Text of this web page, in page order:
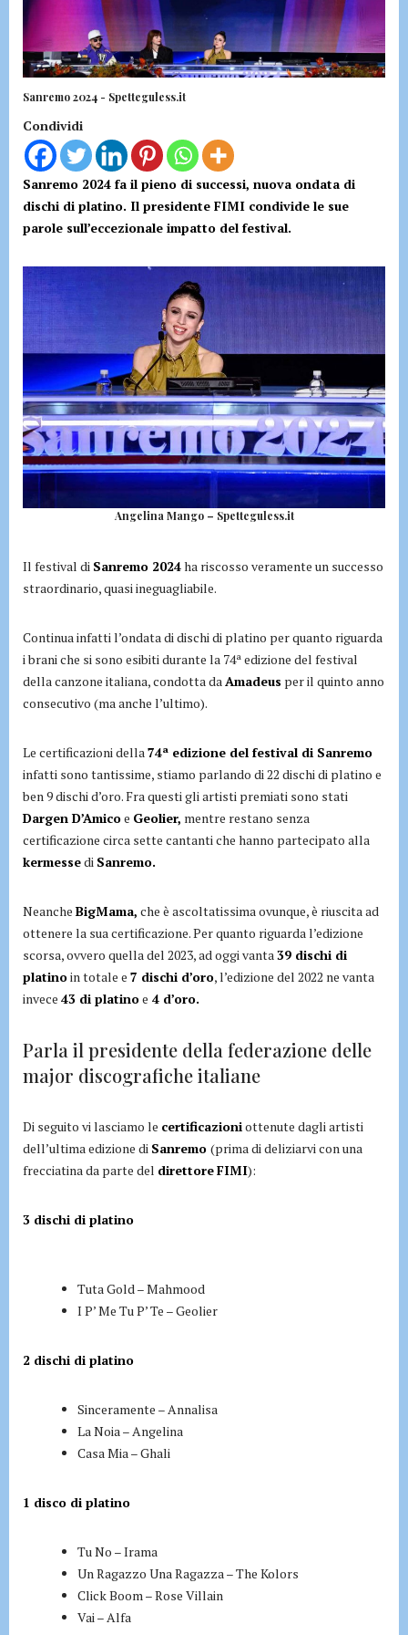
Sanremo 2024 - Spetteguless.it
Condividi
Sanremo 2024 fa il pieno di successi, nuova ondata di
dischi di platino. Il presidente FIMI condivide le sue
parole sull’eccezionale impatto del festival.
Angelina Mango – Spetteguless.it
Il festival di Sanremo 2024ha riscosso veramente un successo
straordinario, quasi ineguagliabile.
Continua infatti l’ondata di dischi di platino per quanto riguarda
i brani che si sono esibiti durante la 74ª edizione del festival
della canzone italiana, condotta daAmadeus per il quinto anno
consecutivo (ma anche l’ultimo).
Le certificazioni della74ª edizione del festival di Sanremo
infatti sono tantissime, stiamo parlando di 22 dischi di platino e
ben 9 dischi d’oro. Fra questi gli artisti premiati sono stati
Dargen D’Amicoe Geolier, mentre restano senza
certificazione circa sette cantanti che hanno partecipato alla
kermessedi Sanremo.
Neanche BigMama, che è ascoltatissima ovunque, è riuscita ad
ottenere la sua certificazione. Per quanto riguarda l’edizione
scorsa, ovvero quella del 2023, ad oggi vanta39 dischi di
platinoin totale e 7 dischi d’oro, l’edizione del 2022 ne vanta
invece 43 di platinoe 4 d’oro.
Parla il presidente della federazione delle
major discografiche italiane
Di seguito vi lasciamo le certificazioniottenute dagli artisti
dell’ultima edizione di Sanremo (prima di deliziarvi con una
frecciatina da parte del direttoreFIMI):
3 dischi di platino
Tuta Gold – Mahmood
I P’ Me Tu P’ Te – Geolier
2 dischi di platino
Sinceramente – Annalisa
La Noia – Angelina
Casa Mia – Ghali
1 disco di platino
Tu No – Irama
Un Ragazzo Una Ragazza – The Kolors
Click Boom – Rose Villain
Vai – Alfa